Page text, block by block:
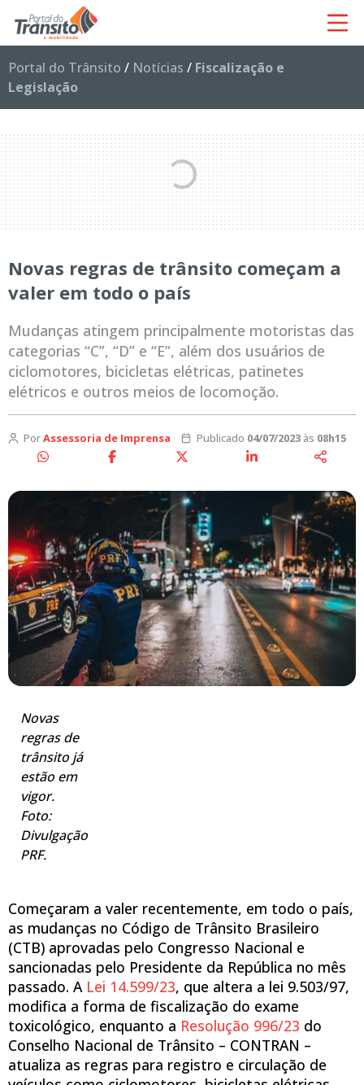
Portal do Trânsito / Notícias / Fiscalização e
Legislação
Novas regras de trânsito começam a
valer em todo o país
Mudanças atingem principalmente motoristas das
categorias “C”, “D” e “E”, além dos usuários de
ciclomotores, bicicletas elétricas, patinetes
elétricos e outros meios de locomoção.
PorAssessoria de Imprensa Publicado 04/07/2023às 08h15
Novas
regras de
trânsito já
estão em
vigor.
Foto:
Divulgação
PRF.
Começaram a valer recentemente, em todo o país,
as mudanças no Código de Trânsito Brasileiro
(CTB) aprovadas pelo Congresso Nacional e
sancionadas pelo Presidente da República no mês
passado. A Lei 14.599/23, que altera a lei 9.503/97,
modifica a forma de fiscalização do exame
toxicológico, enquanto a Resolução 996/23 do
Conselho Nacional de Trânsito – CONTRAN –
atualiza as regras para registro e circulação de